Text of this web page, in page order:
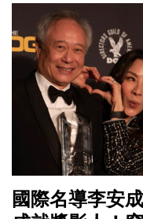
國際名導李安